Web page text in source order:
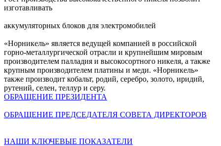
изготавливать
аккумуляторных блоков для электромобилей
«Норникель» является ведущей компанией в российской
горно-металлургической отрасли и крупнейшим мировым
производителем палладия и высокосортного никеля, а также
крупным производителем платины и меди. «Норникель»
также производит кобальт, родий, серебро, золото, иридий,
рутений, селен, теллур и серу.
ОБРАЩЕНИЕ ПРЕЗИДЕНТА
ОБРАЩЕНИЕ ПРЕДСЕДАТЕЛЯ СОВЕТА ДИРЕКТОРОВ
НАШИ КЛЮЧЕВЫЕ ПОКАЗАТЕЛИ